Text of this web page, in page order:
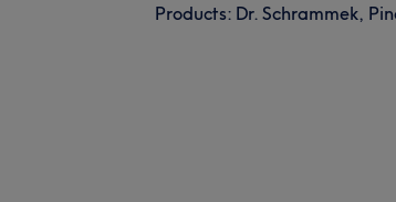
Products: Dr. Schrammek,